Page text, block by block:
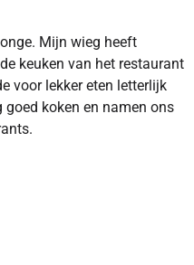
Mijn wieg heeft
keuken van het restaurant
voor lekker eten letterlijk
goed koken en namen ons